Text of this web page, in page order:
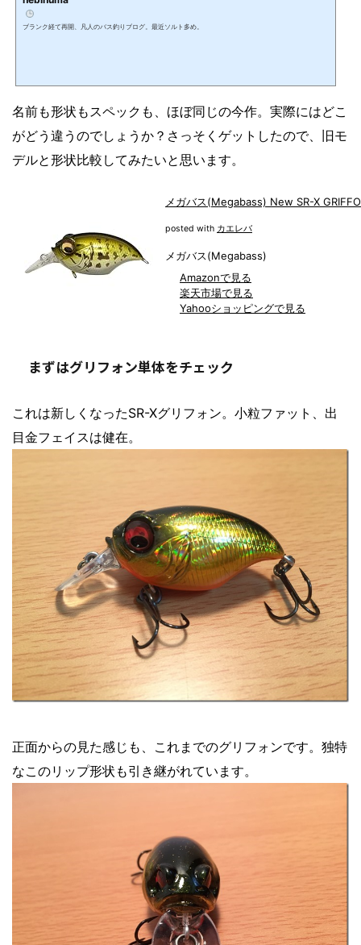
ブランク経て再開、凡人のバス釣りブログ。最近ソルト多め。
名前も形状もスペックも、ほぼ同じの今作。実際にはどこ
がどう違うのでしょうか？さっそくゲットしたので、旧モ
デルと形状比較してみたいと思います。
メガバス(Megabass) New SR-X
posted with カエレバ
メガバス(Megabass)
Amazonで見る
楽天市場で見る
Yahooショッピングで見る
まずはグリフォン単体をチェック
これは新しくなったSR-Xグリフォン。小粒ファット、出
目金フェイスは健在。
正面からの見た感じも、これまでのグリフォンです。独特
なこのリップ形状も引き継がれています。